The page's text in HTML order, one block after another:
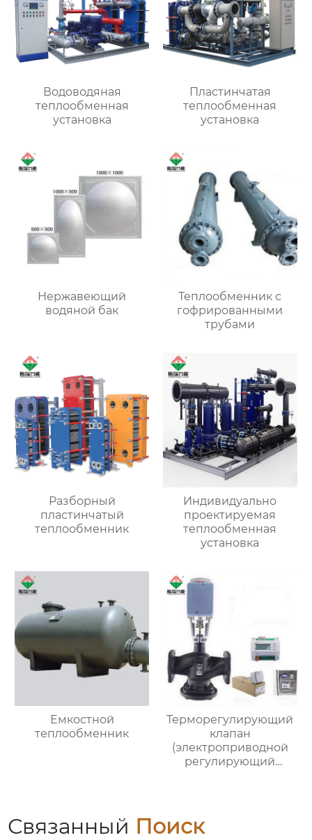
Водоводяная
теплообменная
установка
Пластинчатая
теплообменная
установка
Нержавеющий
водяной бак
Теплообменник с
гофрированными
трубами
Разборный
пластинчатый
теплообменник
Индивидуально
проектируемая
теплообменная
установка
Емкостной
теплообменник
Терморегулирующий
клапан
(электроприводной
регулирующий
Связанный Поиск